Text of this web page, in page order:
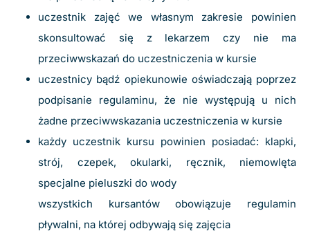
uczestnik zajęć we własnym zakresie powinien
skonsultować się z lekarzem czy nie ma
przeciwwskazań do uczestniczenia w kursie
uczestnicy bądź opiekunowie oświadczają poprzez
podpisanie regulaminu, że nie występują u nich
żadne przeciwwskazania uczestniczenia w kursie
każdy uczestnik kursu powinien posiadać: klapki,
strój, czepek, okularki, ręcznik, niemowlęta
specjalne pieluszki do wody
wszystkich kursantów obowiązuje regulamin
pływalni, na której odbywają się zajęcia